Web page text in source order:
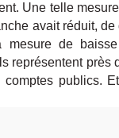
Une telle
avait réduit,
de
représentent près
publics.